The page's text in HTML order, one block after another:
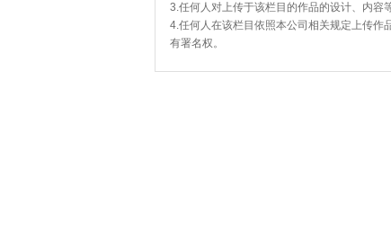
3.任何人对上传于该栏目的作品的设计、内容
4.任何人在该栏目依照本公司相关规定上传作
有署名权。